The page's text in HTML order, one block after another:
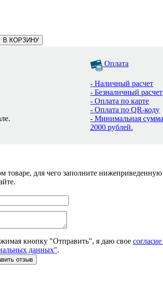
В КОРЗИНУ
Оплата
- Наличный расчет
- Безналичный расчет
- Оплата по карте
- Оплата по QR-коду
- Минимальная сумма
2000 рублей.
товаре, для чего заполните
кнопку "Отправить", я даю свое
данных".